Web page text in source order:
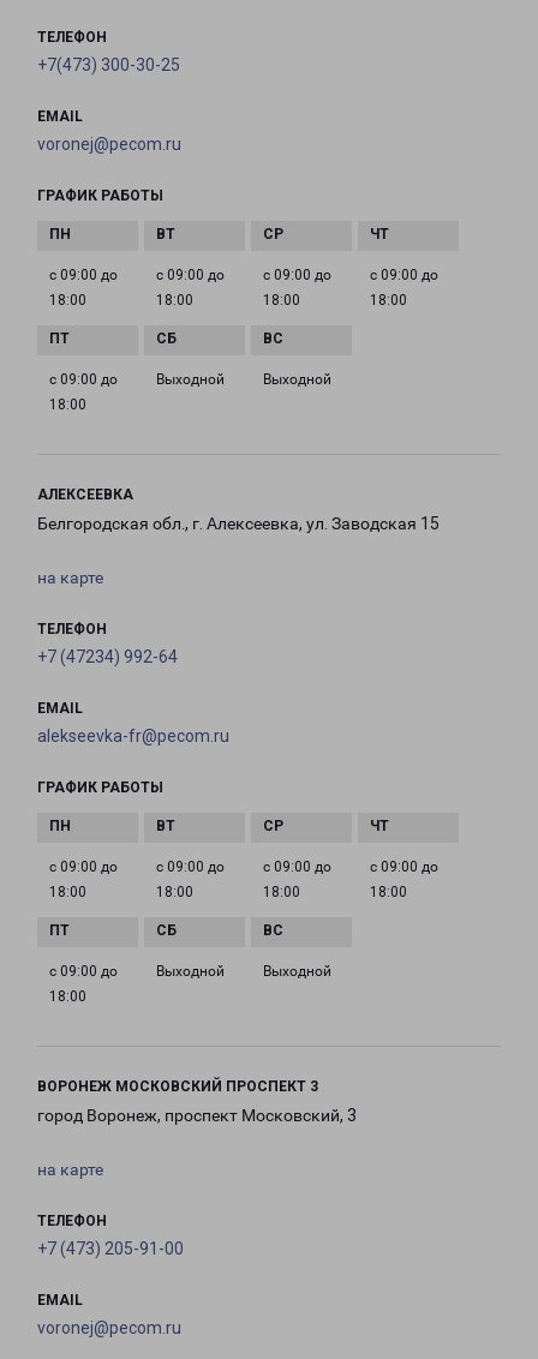
ТЕЛЕФОН
+7(473) 300-30-25
EMAIL
voronej@pecom.ru
ГРАФИК РАБОТЫ
с 09:00 до
18:00
с 09:00 до
18:00
с 09:00 до
18:00
с 09:00 до
18:00
с 09:00 до
18:00
Выходной Выходной
АЛЕКСЕЕВКА
Белгородская обл., г. Алексеевка, ул. Заводская 15
на карте
ТЕЛЕФОН
+7 (47234) 992-64
EMAIL
alekseevka-fr@pecom.ru
ГРАФИК РАБОТЫ
с 09:00 до
18:00
с 09:00 до
18:00
с 09:00 до
18:00
с 09:00 до
18:00
с 09:00 до
18:00
Выходной Выходной
ВОРОНЕЖ МОСКОВСКИЙ ПРОСПЕКТ 3
город Воронеж, проспект Московский, 3
на карте
ТЕЛЕФОН
+7 (473) 205-91-00
EMAIL
voronej@pecom.ru